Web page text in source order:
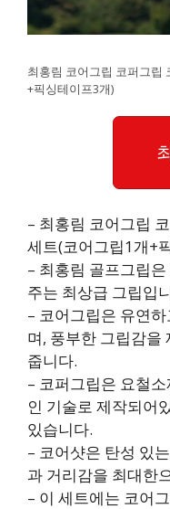
최홍림 코어그립 코퍼그립
+픽싱테이프3개)
– 최홍림 코어그립
세트(코어그립1개+
– 최홍림 골프그립
주는 최상급 그립입
– 코어그립은 유연
며, 풍부한 그립감을
줍니다.
– 코퍼그립은 요철
인 기술로 제작되어
있습니다.
– 코어샷은 탄성 있
과 거리감을 최대한
– 이 세트에는 코어